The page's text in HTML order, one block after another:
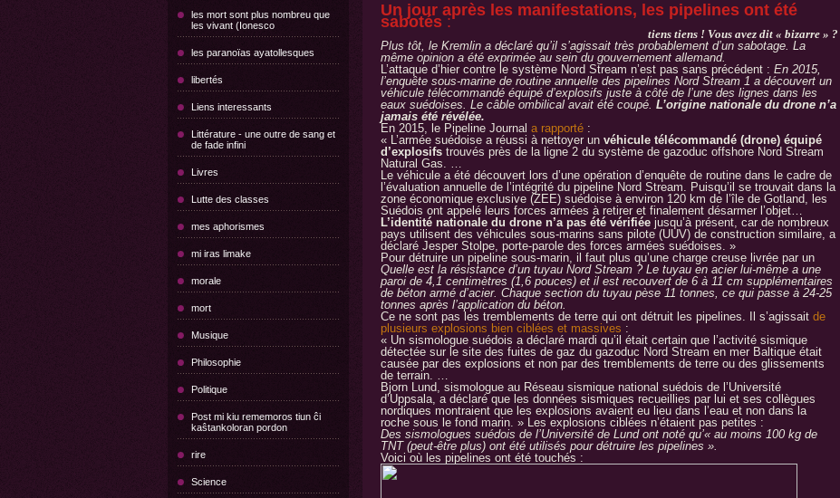
les mort sont plus nombreu que
les vivant (Ionesco
les paranoïas ayatollesques
libertés
Liens interessants
Littérature - une outre de sang et
de fade infini
Livres
Lutte des classes
mes aphorismes
mi iras limake
morale
mort
Musique
Philosophie
Politique
Post mi kiu rememoros tiun ĉi
kaŝtankoloran pordon
rire
Science
Un jour après les manifestations, les pipelines ont été
sabotés:
tiens tiens ! Vous avez dit « bizarre » ?
Plus tôt, le Kremlin a déclaré qu’il s’agissait très probablement d’un sabotage. La
même opinion a été exprimée au sein du gouvernement allemand.
L’attaque d’hier contre le système Nord Stream n’est pas sans précédent : En 2015,
l’enquête sous-marine de routine annuelle des pipelines Nord Stream 1 a découvert un
véhicule télécommandé équipé d’explosifs juste à côté de l’une des lignes dans les
eaux suédoises. Le câble ombilical avait été coupé. L’origine nationale du drone n’a
jamais été révélée.
En 2015, le Pipeline Journal a rapporté:
« L’armée suédoise a réussi à nettoyer un véhicule télécommandé (drone) équipé
d’explosifstrouvés près de la ligne 2 du système de gazoduc offshore Nord Stream
Natural Gas. …
Le véhicule a été découvert lors d’une opération d’enquête de routine dans le cadre de
l’évaluation annuelle de l’intégrité du pipeline Nord Stream. Puisqu’il se trouvait dans la
zone économique exclusive (ZEE) suédoise à environ 120 km de l’île de Gotland, les
Suédois ont appelé leurs forces armées à retirer et finalement désarmer l’objet…
L’identité nationale du drone n’a pas été vérifiéejusqu’à présent, car de nombreux
pays utilisent des véhicules sous-marins sans pilote (UUV) de construction similaire, a
déclaré Jesper Stolpe, porte-parole des forces armées suédoises. »
Pour détruire un pipeline sous-marin, il faut plus qu’une charge creuse livrée par un
Quelle est la résistance d’un tuyau Nord Stream ? Le tuyau en acier lui-même a une
paroi de 4,1 centimètres (1,6 pouces) et il est recouvert de 6 à 11 cm supplémentaires
de béton armé d’acier. Chaque section du tuyau pèse 11 tonnes, ce qui passe à 24-25
tonnes après l’application du béton.
Ce ne sont pas les tremblements de terre qui ont détruit les pipelines. Il s’agissait de
plusieurs explosions bien ciblées et massives :
« Un sismologue suédois a déclaré mardi qu’il était certain que l’activité sismique
détectée sur le site des fuites de gaz du gazoduc Nord Stream en mer Baltique était
causée par des explosions et non par des tremblements de terre ou des glissements
de terrain. …
Bjorn Lund, sismologue au Réseau sismique national suédois de l’Université
d’Uppsala, a déclaré que les données sismiques recueillies par lui et ses collègues
nordiques montraient que les explosions avaient eu lieu dans l’eau et non dans la
roche sous le fond marin. » Les explosions ciblées n’étaient pas petites :
Des sismologues suédois de l’Université de Lund ont noté qu’« au moins 100 kg de
TNT (peut-être plus) ont été utilisés pour détruire les pipelines ».
Voici où les pipelines ont été touchés :